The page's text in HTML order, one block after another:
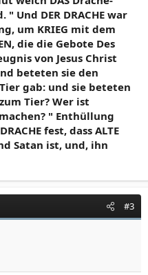
Und DER DRACHE war
um KRIEG mit dem
die die Gebote Des
von Jesus Christ
beteten sie den
gab: und sie beteten
Tier? Wer ist
" Enthüllung
fest, dass ALTE
Satan ist, und, ihn
#3